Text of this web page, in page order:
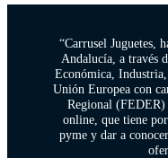
“Carrusel Juguetes,
Andalucía, a través
Económica,
Unión Europea con
Regional (FEDER)
online, que tiene
pyme y dar a